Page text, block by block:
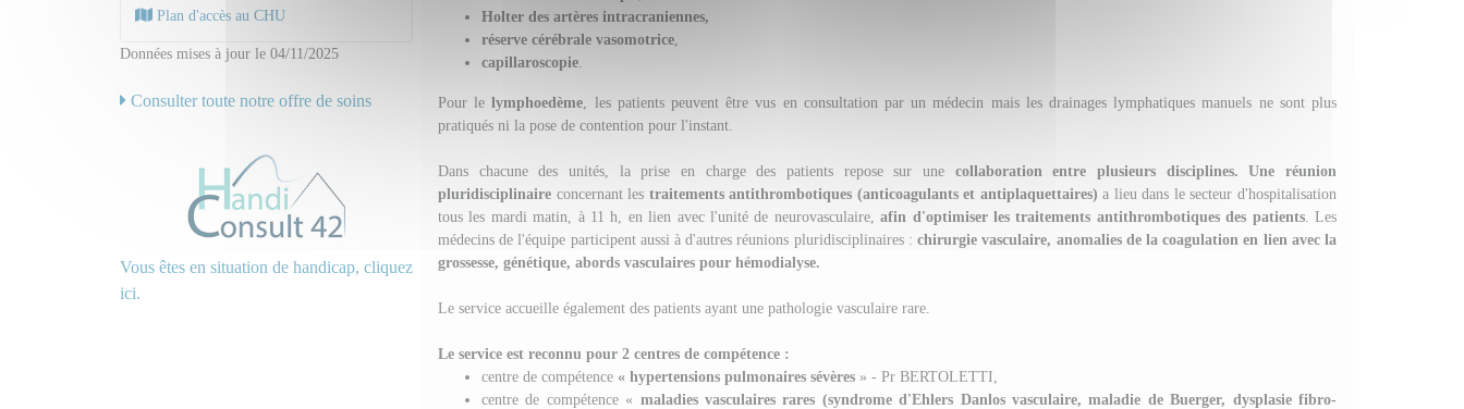
Plan d'accès au CHU
Données mises à jour le 04/11/2025
Consulter toute notre offre de soins
Vous êtes en situation de handicap, cliquez
ici.
Holter des artères intracraniennes,
réserve cérébrale vasomotrice
capillaroscopie
Pour lelymphoedème , les patients peuvent être vus en consultation par un médecin mais les drainages lymphatiques manuels ne sont plus
pratiqués ni la pose de contention pour l'instant.
Dans chacune des unités, la prise en charge des patients repose sur une collaboration entre plusieurs disciplines. Une réunion
pluridisciplinaire concernant les traitements antithrombotiques (anticoagulants et antiplaquettaires)a lieu dans le secteur d'hospitalisation
tous les mardi matin, à 11 h, en lien avec l'unité de neurovasculaire,afin d'optimiser les traitements antithrombotiques des patients.Les
médecins de l'équipe participent aussi à d'autres réunions pluridisciplinaires : chirurgie vasculaire, anomalies de la coagulation en lien avec la
grossesse, génétique, abords vasculaires pour hémodialyse.
Le service accueille également des patients ayant une pathologie vasculaire rare.
Le service est reconnu pour 2 centres de compétence :
centre de compétence « hypertensions pulmonaires sévères » - Pr BERTOLETTI,
centre de compétence « maladies vasculaires rares (syndrome d'Ehlers Danlos vasculaire, maladie de Buerger, dysplasie fibro-